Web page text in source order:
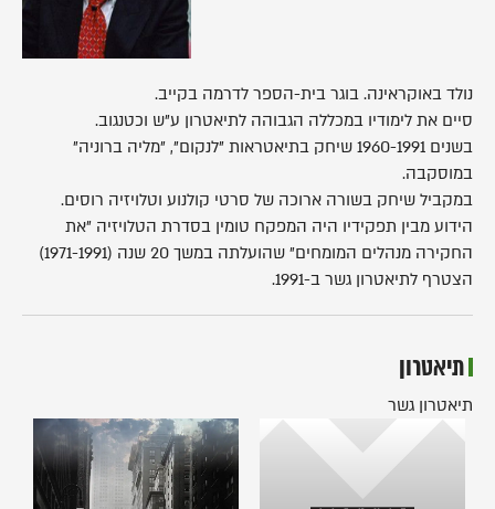
נולד באוקראינה. בוגר בית-הספר לדרמה בקייב.
סיים את לימודיו במכללה הגבוהה לתיאטרון ע"ש וכטנגוב.
בשנים 1960-1991 שיחק בתיאטראות "לנקום", "מליה ברוניה"
במוסקבה.
במקביל שיחק בשורה ארוכה של סרטי קולנוע וטלויזיה רוסים.
הידוע מבין תפקידיו היה המפקח טומין בסדרת הטלויזיה "את
החקירה מנהלים המומחים" שהועלתה במשך 20 שנה (1971-1991)
הצטרף לתיאטרון גשר ב-1991.
תיאטרון
תיאטרון גשר
אהבה
מאוחרת